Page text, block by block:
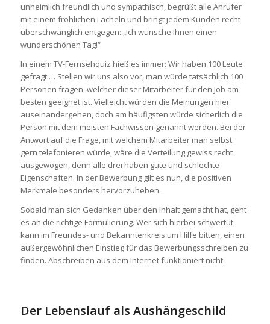
unheimlich freundlich und sympathisch, begrüßt alle Anrufer
mit einem fröhlichen Lächeln und bringt jedem Kunden recht
überschwänglich entgegen: „Ich wünsche Ihnen einen
wunderschönen Tag!“
In einem TV-Fernsehquiz hieß es immer: Wir haben 100 Leute
gefragt … Stellen wir uns also vor, man würde tatsächlich 100
Personen fragen, welcher dieser Mitarbeiter für den Job am
besten geeignet ist. Vielleicht würden die Meinungen hier
auseinandergehen, doch am häufigsten würde sicherlich die
Person mit dem meisten Fachwissen genannt werden. Bei der
Antwort auf die Frage, mit welchem Mitarbeiter man selbst
gern telefonieren würde, wäre die Verteilung gewiss recht
ausgewogen, denn alle drei haben gute und schlechte
Eigenschaften. In der Bewerbung gilt es nun, die positiven
Merkmale besonders hervorzuheben.
Sobald man sich Gedanken über den Inhalt gemacht hat, geht
es an die richtige Formulierung. Wer sich hierbei schwertut,
kann im Freundes- und Bekanntenkreis um Hilfe bitten, einen
außergewöhnlichen Einstieg für das Bewerbungsschreiben zu
finden. Abschreiben aus dem Internet funktioniert nicht.
Der Lebenslauf als Aushängeschild